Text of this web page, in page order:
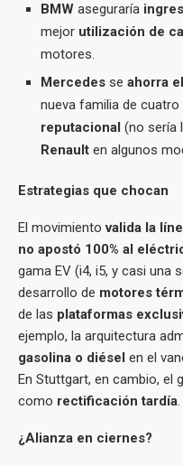
BMW aseguraría
mejor utilización de
motores.
Mercedes se ahorra
nueva familia de
reputacional (no sería
Renault en algunos
Estrategias que chocan
El movimientovalida la
no apostó 100% al
gama EV (i4, i5, y casi una
desarrollo de motores
de las plataformas
ejemplo, la arquitectura
gasolina o diésel en el
En Stuttgart, en cambio, el
como rectificación tardía.
¿Alianza en ciernes?